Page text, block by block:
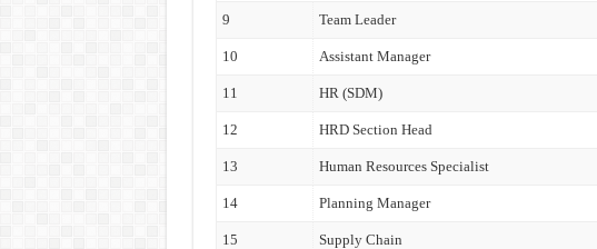
9 Team Leader
10 Assistant Manager
11 HR (SDM)
12 HRD Section Head
13 Human Resources Specialist
14 Planning Manager
15 Supply Chain